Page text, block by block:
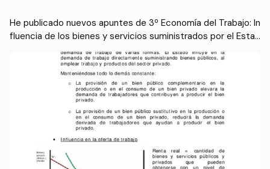
He publicado nuevos apuntes de 3º Economía del Trabajo: In
fluencia de los bienes y servicios suministrados por el Estad